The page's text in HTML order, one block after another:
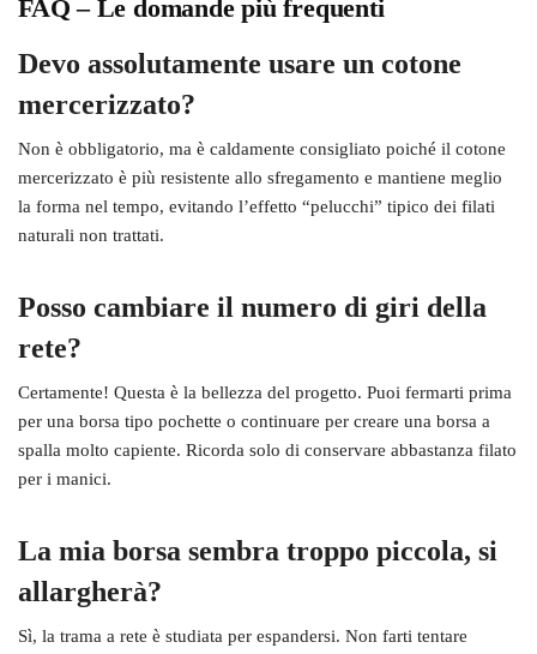
FAQ – Le domande più frequenti
Devo assolutamente usare un cotone
mercerizzato?
Non è obbligatorio, ma è caldamente consigliato poiché il cotone
mercerizzato è più resistente allo sfregamento e mantiene meglio
la forma nel tempo, evitando l’effetto “pelucchi” tipico dei filati
naturali non trattati.
Posso cambiare il numero di giri della
rete?
Certamente! Questa è la bellezza del progetto. Puoi fermarti prima
per una borsa tipo pochette o continuare per creare una borsa a
spalla molto capiente. Ricorda solo di conservare abbastanza filato
per i manici.
La mia borsa sembra troppo piccola, si
allargherà?
Sì, la trama a rete è studiata per espandersi. Non farti tentare